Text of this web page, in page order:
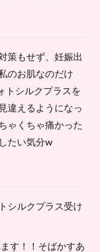
策もせず、妊娠出
のお肌なのだけ
トシルクプラスを
違えるようになっ
ゃくちゃ痛かった
たい気分w
シルクプラス受け
す！！そばかすあ